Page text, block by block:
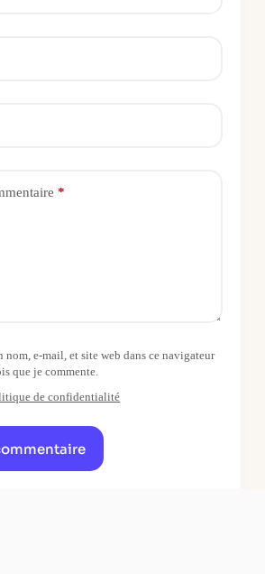
*
nom, e-mail, et site web dans ce navigateur
que je commente.
de confidentialité